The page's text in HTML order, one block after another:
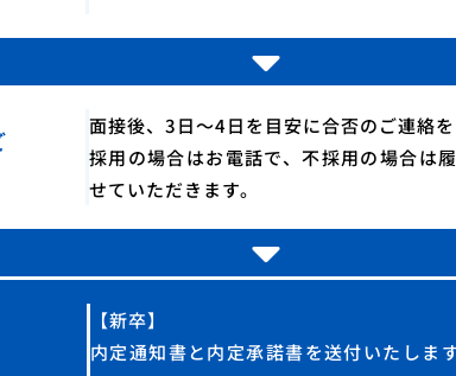
面接後、3日～4日を目安に合否のご連絡を
採用の場合はお電話で、不採用の場合は
せていただきます。
【新卒】
内定通知書と内定承諾書を送付いたしま